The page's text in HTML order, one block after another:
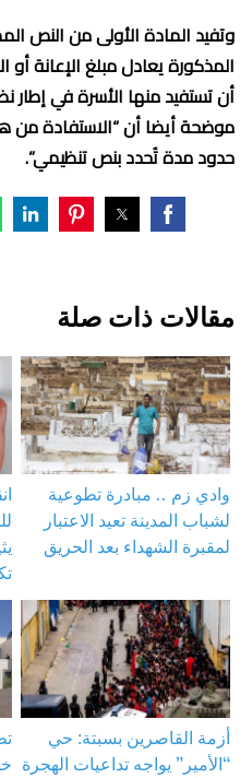
وتفيد المادة الأولى من النص
المذكورة يعادل مبلغ الإعانة
أن تستفيد منها الأسرة في إطار
موضحة أيضا أن “الاستفادة من
حدود مدة تُحدد بنص تنظيمي”.
مقالات ذات صلة
وادي زم .. مبادرة تطوعية
لشباب المدينة تعيد الاعتبار
لمقبرة الشهداء بعد الحريق
أزمة القاصرين بسبتة: حي
“الأمير” يواجه تداعيات الهجرة